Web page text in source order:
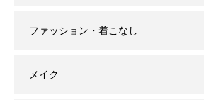
ファッション・着こなし
メイク